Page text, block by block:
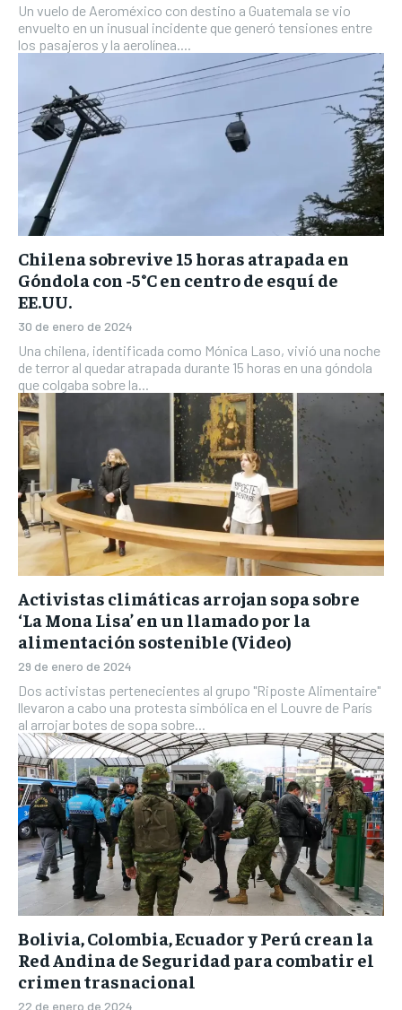
Un vuelo de Aeroméxico con destino a Guatemala se vio
envuelto en un inusual incidente que generó tensiones entre
los pasajeros y la aerolínea....
Chilena sobrevive 15 horas atrapada en
Góndola con -5°C en centro de esquí de
EE.UU.
30 de enero de 2024
Una chilena, identificada como Mónica Laso, vivió una noche
de terror al quedar atrapada durante 15 horas en una góndola
que colgaba sobre la...
Activistas climáticas arrojan sopa sobre
‘La Mona Lisa’ en un llamado por la
alimentación sostenible (Video)
29 de enero de 2024
Dos activistas pertenecientes al grupo "Riposte Alimentaire"
llevaron a cabo una protesta simbólica en el Louvre de París
al arrojar botes de sopa sobre...
Bolivia, Colombia, Ecuador y Perú crean la
Red Andina de Seguridad para combatir el
crimen trasnacional
22 de enero de 2024